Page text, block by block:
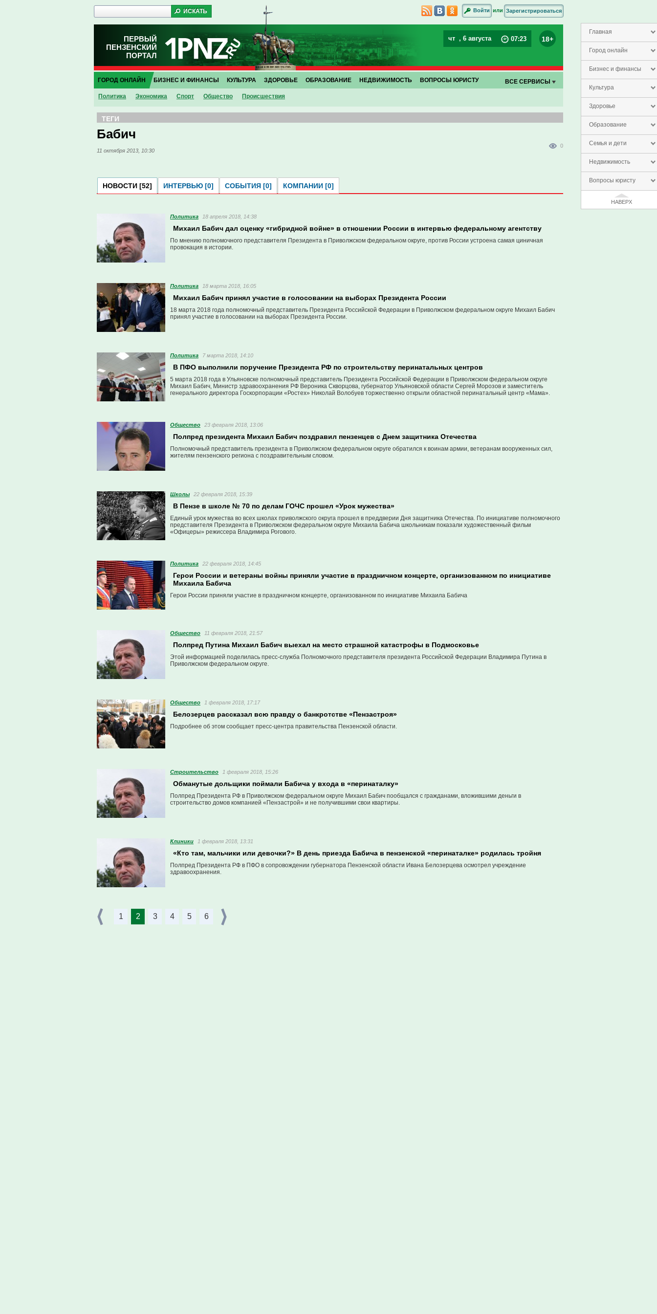
Главная
Город онлайн
Бизнес и финансы
Культура
Здоровье
Образование
Семья и дети
Недвижимость
Вопросы юристу
НАВЕРХ
Войти или Зарегистрироваться
ПЕРВЫЙ
ПЕНЗЕНСКИЙ
ПОРТАЛ
чт , 6 августа 07:23 18+
ГОРОД ОНЛАЙН
Политика Экономика Спорт Общество Проиcшествия
БИЗНЕС И ФИНАНСЫ КУЛЬТУРА ЗДОРОВЬЕ ОБРАЗОВАНИЕ НЕДВИЖИМОСТЬ ВОПРОСЫ ЮРИСТУ ВСЕ СЕРВИСЫ
ТЕГИ
Бабич
11 октября 2013, 10:30
0
НОВОСТИ [52] ИНТЕРВЬЮ [0] СОБЫТИЯ [0] КОМПАНИИ [0]
Политика 18 апреля 2018, 14:38
Михаил Бабич дал оценку «гибридной войне» в отношении России в интервью федеральному агентству
По мнению полномочного представителя Президента в Приволжском федеральном округе, против России устроена самая циничная
провокация в истории.
Политика 18 марта 2018, 16:05
Михаил Бабич принял участие в голосовании на выборах Президента России
18 марта 2018 года полномочный представитель Президента Российской Федерации в Приволжском федеральном округе Михаил Бабич
принял участие в голосовании на выборах Президента России.
Политика 7 марта 2018, 14:10
В ПФО выполнили поручение Президента РФ по строительству перинатальных центров
5 марта 2018 года в Ульяновске полномочный представитель Президента Российской Федерации в Приволжском федеральном округе
Михаил Бабич, Министр здравоохранения РФ Вероника Скворцова, губернатор Ульяновской области Сергей Морозов и заместитель
генерального директора Госкорпорации «Ростех» Николай Волобуев торжественно открыли областной перинатальный центр «Мама».
Общество 23 февраля 2018, 13:06
Полпред президента Михаил Бабич поздравил пензенцев с Днем защитника Отечества
Полномочный представитель президента в Приволжском федеральном округе обратился к воинам армии, ветеранам вооруженных сил,
жителям пензенского региона с поздравительным словом.
Школы 22 февраля 2018, 15:39
В Пензе в школе № 70 по делам ГОЧС прошел «Урок мужества»
Единый урок мужества во всех школах приволжского округа прошел в преддверии Дня защитника Отечества. По инициативе полномочного
представителя Президента в Приволжском федеральном округе Михаила Бабича школьникам показали художественный фильм
«Офицеры» режиссера Владимира Рогового.
Политика 22 февраля 2018, 14:45
Герои России и ветераны войны приняли участие в праздничном концерте, организованном по инициативе
Михаила Бабича
Герои России приняли участие в праздничном концерте, организованном по инициативе Михаила Бабича
Общество 11 февраля 2018, 21:57
Полпред Путина Михаил Бабич выехал на место страшной катастрофы в Подмосковье
Этой информацией поделилась пресс-служба Полномочного представителя президента Российской Федерации Владимира Путина в
Приволжском федеральном округе.
Общество 1 февраля 2018, 17:17
Белозерцев рассказал всю правду о банкротстве «Пензастроя»
Подробнее об этом сообщает пресс-центра правительства Пензенской области.
Строительство 1 февраля 2018, 15:26
Обманутые дольщики поймали Бабича у входа в «перинаталку»
Полпред Президента РФ в Приволжском федеральном округе Михаил Бабич пообщался с гражданами, вложившими деньги в
строительство домов компанией «Пензастрой» и не получившими свои квартиры.
Клиники 1 февраля 2018, 13:31
«Кто там, мальчики или девочки?» В день приезда Бабича в пензенской «перинаталке» родилась тройня
Полпред Президента РФ в ПФО в сопровождении губернатора Пензенской области Ивана Белозерцева осмотрел учреждение
здравоохранения.
1 2 3 4 5 6